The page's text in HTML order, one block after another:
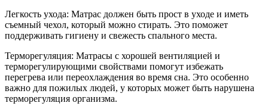
Легкость ухода: Матрас должен быть прост в уходе и иметь
съемный чехол, который можно стирать. Это поможет
поддерживать гигиену и свежесть спального места.
Терморегуляция: Матрасы с хорошей вентиляцией и
терморегулирующими свойствами помогут избежать
перегрева или переохлаждения во время сна. Это особенно
важно для пожилых людей, у которых может быть нарушена
терморегуляция организма.